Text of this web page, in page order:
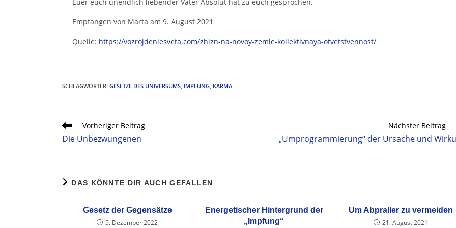
Empfangen von Marta am 9. August 2021
Quelle: https://vozrojdeniesveta.com/zhizn-na-novoy-zemle-kollektivnaya-otvetstvennost/
SCHLAGWÖRTER: GESETZE DES UNIVERSUMS IMPFUNG KARMA
Vorheriger Beitrag
Die Unbezwungenen
Nächster Beitrag
„Umprogrammierung“ der Ursache und
DAS KÖNNTE DIR AUCH GEFALLEN
Gesetz der Gegensätze
5. Dezember 2022
Energetischer Hintergrund der
„Impfung“
Um Abpraller zu vermeiden
21. August 2021